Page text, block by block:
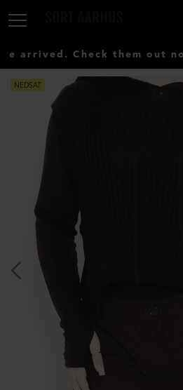
Vælg
land:
Denmark
arrived. Check them out now
NEDSAT